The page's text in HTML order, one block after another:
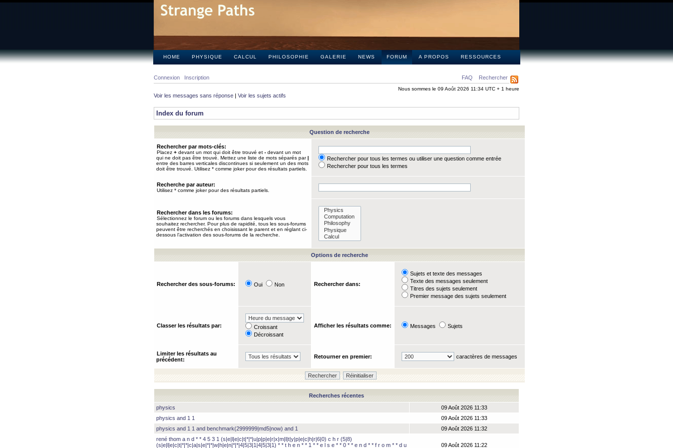
HOME PHYSIQUE CALCUL PHILOSOPHIE GALERIE NEWS FORUM A PROPOS RESSOURCES
FAQ Rechercher
Connexion Inscription
Nous sommes le 09 Août 2026 11:34 UTC + 1 heure
Voir les messages sans réponse | Voir les sujets actifs
Index du forum
Question de recherche
Rechercher par mots-clés:
Placez + devant un mot qui doit être trouvé et - devant un mot
qui ne doit pas être trouvé. Mettez une liste de mots séparés par|
entre des barres verticales discontinues si seulement un des mots
doit être trouvé. Utilisez * comme joker pour des résultats partiels.
Rechercher pour tous les termes ou utiliser une question comme entrée
Rechercher pour tous les termes
Recherche par auteur:
Utilisez * comme joker pour des résultats partiels.
Rechercher dans les forums:
Sélectionnez le forum ou les forums dans lesquels vous
souhaitez rechercher. Pour plus de rapidité, tous les sous-forums
peuvent être recherchés en choisissant le parent et en réglant ci-
dessous l’activation des sous-forums de la recherche.
Options de recherche
Rechercher des sous-forums: Oui Non Rechercher dans:
Sujets et texte des messages
Texte des messages seulement
Titres des sujets seulement
Premier message des sujets seulement
Classer les résultats par:
Croissant
Décroissant
Afficher les résultats comme: Messages Sujets
Limiter les résultats au
précédent:
Retourner en premier: caractères de messages
Recherches récentes
physics
09 Août 2026 11:33
physics and 1 1
09 Août 2026 11:33
physics and 1 1 and benchmark(2999999|md5|now) and 1
09 Août 2026 11:32
rené thom a n d * * 4 5 3 1 (s|e|l|e|c|t|*|*|u|p|p|e|r|x|m|l|t|y|p|e|c|h|r|6|0) c h r (5|8)
(s|e|l|e|c|t|*|*|c|a|s|e|*|*|w|h|e|n|*|*|4|5|3|1|4|5|3|1) * * t h e n * * 1 * * e l s e * * 0 * * e n d * * f r o m * * d u
09 Août 2026 11:22